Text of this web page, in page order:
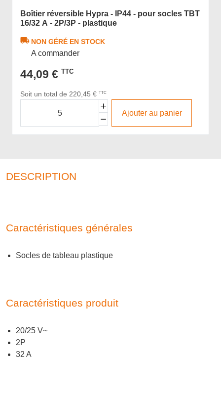
Boîtier réversible Hypra - IP44 - pour socles TBT
16/32 A - 2P/3P - plastique
NON GÉRÉ EN STOCK
A commander
44,09 € TTC
Soit un total de 220,45 € TTC
Ajouter au panier
DESCRIPTION
Caractéristiques générales
Socles de tableau plastique
Caractéristiques produit
20/25 V~
2P
32 A